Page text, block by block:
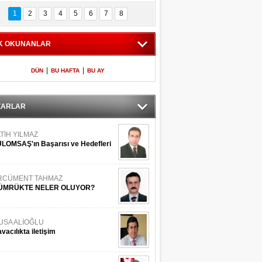
İstanbul
Adaları
600 milletvekilinin
listesi
1 2 3 4 5 6 7 8
OKUNANLAR
DÜN BU HAFTA BU AY
YILMAZ
Başarısı ve Hedefleri
TAHMAZ
NELER OLUYOR?
ALİOĞLU
iletişim